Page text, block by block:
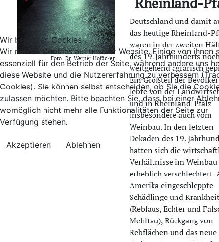
Foto: Dr. Werner Hofäcker
Deutschland und damit
das heutige Rheinland-
waren in der zweiten
des 19. Jahrhunderts noch
weitgehend agrarisch
Ein Großteil der
lebte von der
und in Rheinland-Pfalz
insbesondere auch vom
Weinbau. In den letzten
Dekaden des 19.
hatten sich die
Verhältnisse im Weinbau
erheblich verschlechtert.
Amerika eingeschleppte
Schädlinge und
(Reblaus, Echter und
Mehltau), Rückgang von
Rebflächen und das neue
Wir benutzen Cookies
Wir nutzen Cookies auf unserer Website. Einige von ihnen
essenziell für den Betrieb der Seite, während andere uns
diese Website und die Nutzererfahrung zu verbessern
Cookies). Sie können selbst entscheiden, ob Sie die
zulassen möchten. Bitte beachten Sie, dass bei einer
womöglich nicht mehr alle Funktionalitäten der Seite zur
Verfügung stehen.
Akzeptieren Ablehnen